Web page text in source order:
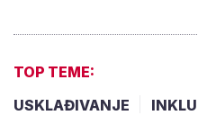
TOP TEME:
USKLAĐIVANJE